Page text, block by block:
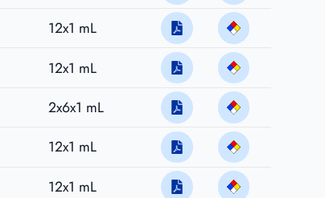
12x1 mL
12x1 mL
2x6x1 mL
12x1 mL
12x1 mL